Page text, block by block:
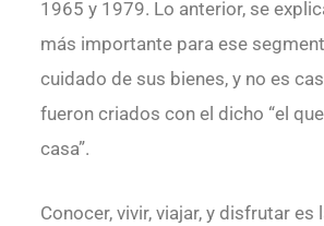
1965 y 1979. Lo anterior, se
más importante para ese
cuidado de sus bienes, y no es
fueron criados con el dicho “el
casa”.
Conocer, vivir, viajar, y disfrutar es